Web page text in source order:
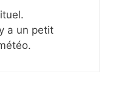
a un petit